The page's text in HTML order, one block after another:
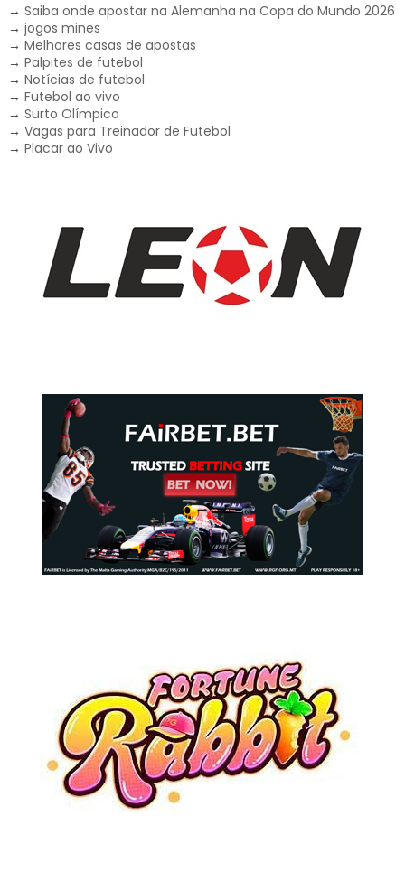
→ Saiba onde apostar na Alemanha na Copa do Mundo 2026
→ jogos mines
→ Melhores casas de apostas
→ Palpites de futebol
→ Notícias de futebol
→ Futebol ao vivo
→ Surto Olímpico
→ Vagas para Treinador de Futebol
→ Placar ao Vivo